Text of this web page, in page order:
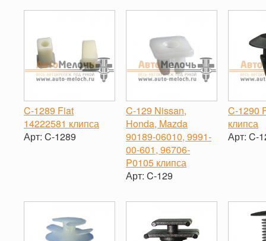
C-1289 Fiat
14222581 клипса
Арт: C-1289
C-129 Nissan,
Honda, Mazda
90189-06010, 9991-
00-601, 96706-
P0105 клипса
Арт: C-129
-
+
C-1290
клипса
Арт: C-